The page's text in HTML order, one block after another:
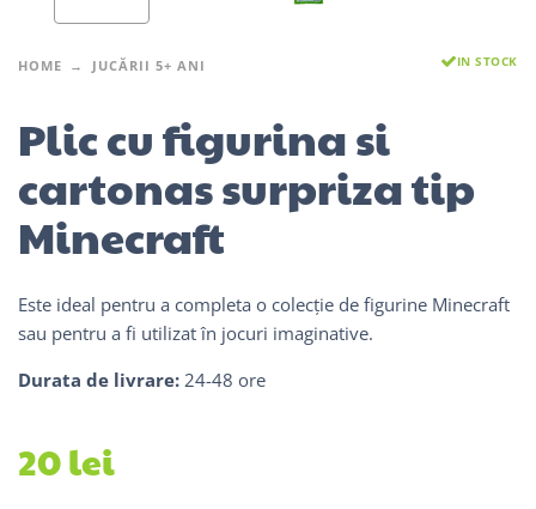
HOME JUCĂRII 5+ ANI IN STOCK
Plic cu figurina si
cartonas surpriza tip
Minecraft
Este ideal pentru a completa o colecție de figurine Minecraft
sau pentru a fi utilizat în jocuri imaginative.
Durata de livrare: 24-48 ore
20lei